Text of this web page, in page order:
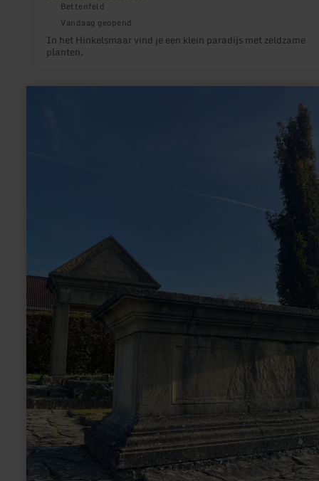
Bettenfeld
Vandaag geopend
In het Hinkelsmaar vind je een klein paradijs met zeldzame
planten.